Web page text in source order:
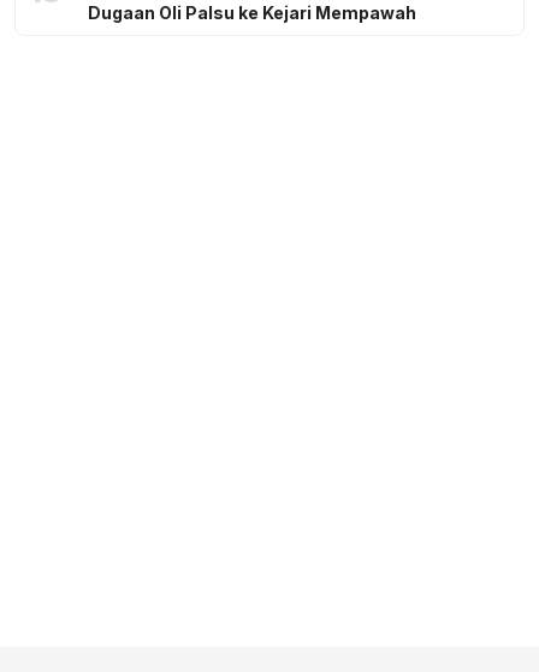
Dugaan Oli Palsu ke Kejari Mempawah